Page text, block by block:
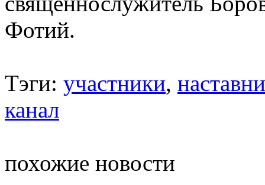
Фотий.
Тэги: участники,
канал
похожие новости